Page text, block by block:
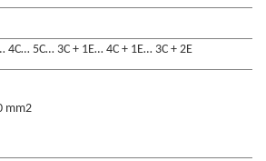
4C… 5C… 3C + 1E… 4C + 1E… 3C + 2E
mm2